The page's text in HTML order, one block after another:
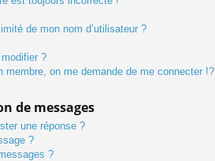
de mon nom d’utilisateur ?
?
membre, on me demande de me connecter !?
de messages
une réponse ?
?
?